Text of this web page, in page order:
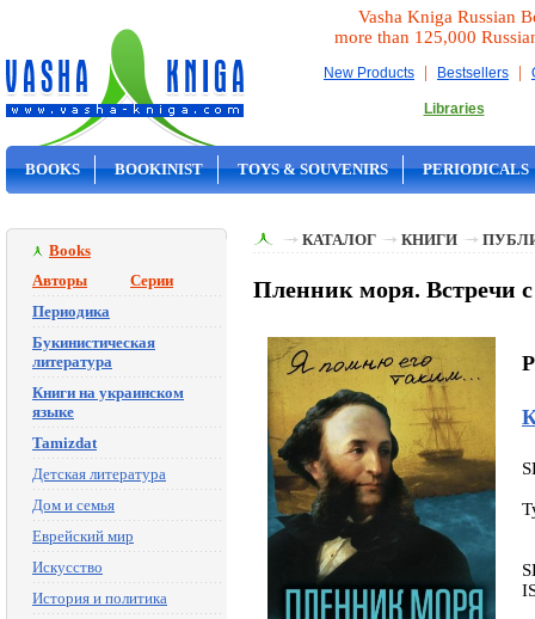
Vasha Kniga Russian
more than 125,000
New Products | Bestsellers |
Libraries
BOOKS BOOKINIST TOYS & SOUVENIRS PERIODICALS
Books
Авторы
Серии
Периодика
Букинистическая
литература
Книги на украинском
языке
Tamizdat
Детская литература
Дом и семья
Еврейский мир
Искусство
История и политика
КАТАЛОГ КНИГИ
Пленник моря. Встречи